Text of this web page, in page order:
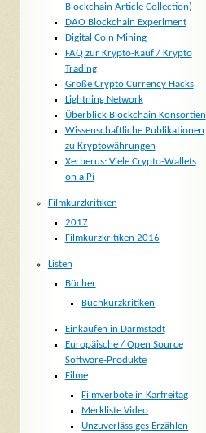
Blockchain Article Collection)
DAO Blockchain Experiment
Digital Coin Mining
FAQ zur Krypto-Kauf / Krypto
Trading
Große Crypto Currency Hacks
Lightning Network
Überblick Blockchain Konsortien
Wissenschaftliche Publikationen
zu Kryptowährungen
Xerberus: Viele Crypto-Wallets
on a Pi
Filmkurzkritiken
2017
Filmkurzkritiken 2016
Listen
Bücher
Buchkurzkritiken
Einkaufen in Darmstadt
Europäische / Open Source
Software-Produkte
Filme
Filmverbote in Karfreitag
Merkliste Video
Unzuverlässiges Erzählen